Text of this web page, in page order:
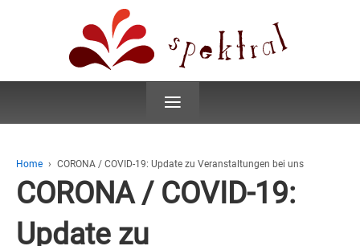
≡
Home › CORONA / COVID-19: Update zu Veranstaltungen bei uns
CORONA / COVID-19:
Update zu